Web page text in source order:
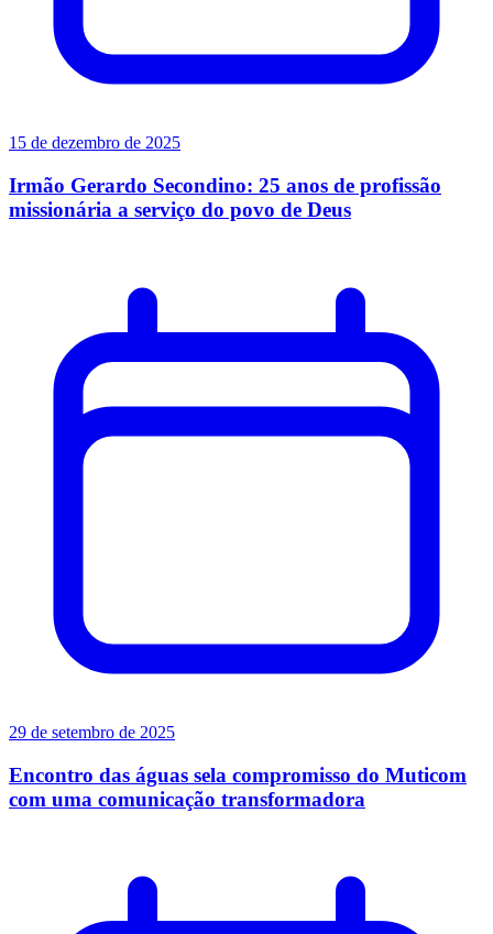
15 de dezembro de 2025
Irmão Gerardo Secondino: 25 anos de profissão
missionária a serviço do povo de Deus
29 de setembro de 2025
Encontro das águas sela compromisso do Muticom
com uma comunicação transformadora